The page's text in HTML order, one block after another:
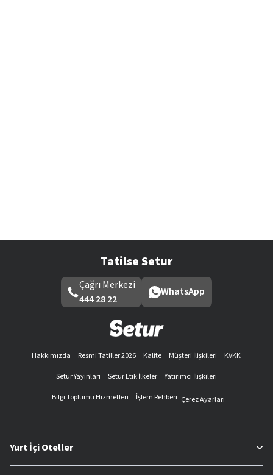
Tatilse Setur
Çağrı Merkezi
444 28 22
WhatsApp
Hakkımızda Resmi Tatiller 2026 Kalite Müşteri İlişkileri
KVKK
Setur Yayınları
Setur Etik İlkeler
Yatırımcı İlişkileri
Bilgi Toplumu Hizmetleri
İşlem Rehberi Çerez Ayarları
Yurt İçi Oteller